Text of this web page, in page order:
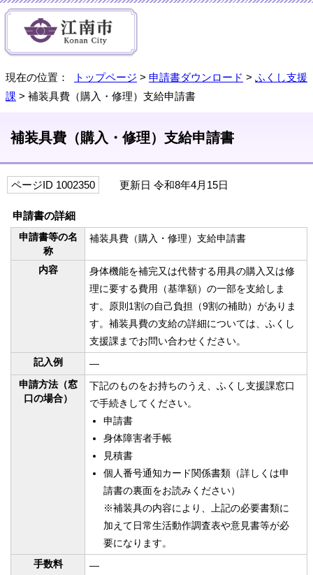
現在の位置： トップページ > 申請書ダウンロード > ふくし支援
課 > 補装具費（購入・修理）支給申請書
補装具費（購入・修理）支給申請書
ページID 1002350 更新日 令和8年4月15日
申請書の詳細
申請書等の名
称
補装具費（購入・修理）支給申請書
内容
身体機能を補完又は代替する用具の購入又は修
理に要する費用（基準額）の一部を支給しま
す。原則1割の自己負担（9割の補助）がありま
す。補装具費の支給の詳細については、ふくし
支援課までお問い合わせください。
記入例
—
申請方法（窓
口の場合）
下記のものをお持ちのうえ、ふくし支援課窓口
で手続きしてください。
申請書
身体障害者手帳
見積書
個人番号通知カード関係書類（詳しくは申
請書の裏面をお読みください）
※補装具の内容により、上記の必要書類に
加えて日常生活動作調査表や意見書等が必
要になります。
手数料
—